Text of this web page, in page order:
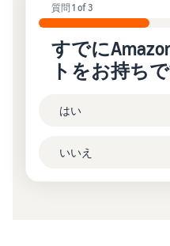
質問 1 of 3
すでに
トをお持ち
はい
いいえ